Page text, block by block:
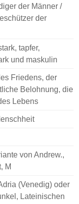
der Männer /
der
tapfer,
und maskulin
Friedens, der
Belohnung, die
Lebens
von Andrew.,
M
(Venedig) oder
Lateinischen